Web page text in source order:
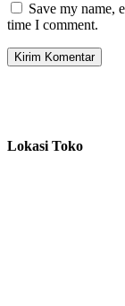
Save my name,
time I comment.
Lokasi Toko